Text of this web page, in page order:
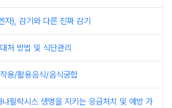
자), 감기와 다른 진짜 감기
처 방법 및 식단관리
용/활용음식/음식궁합
나필락시스 생명을 지키는 응급처치 및 예방 가